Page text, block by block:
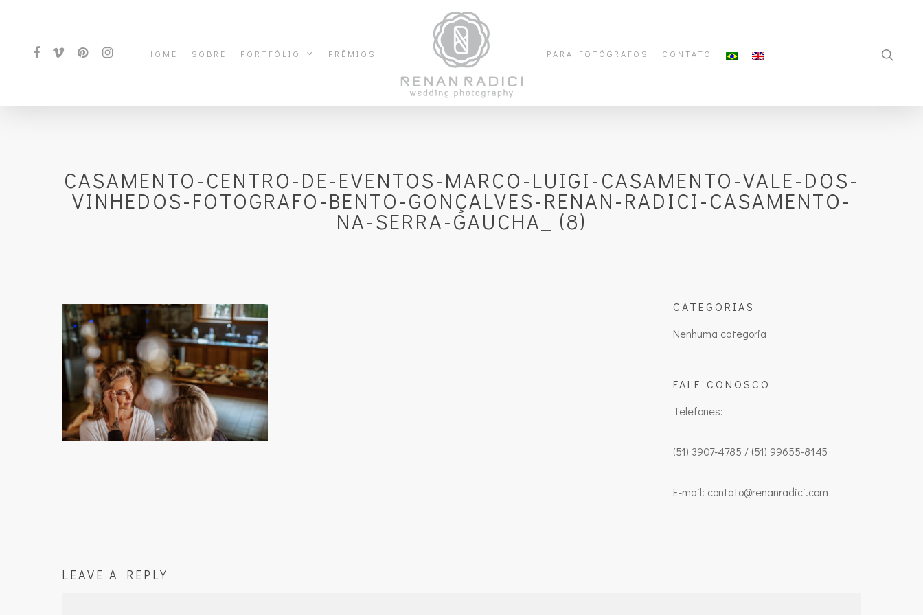
HOME SOBRE PORTFÓLIO PRÊMIOS PARA FOTÓGRAFOS CONTATO
CASAMENTO-CENTRO-DE-EVENTOS-MARCO-LUIGI-CASAMENTO-VALE-DOS-
VINHEDOS-FOTOGRAFO-BENTO-GONÇALVES-RENAN-RADICI-CASAMENTO-
NA-SERRA-GAUCHA_ (8)
CATEGORIAS
Nenhuma categoria
FALE CONOSCO
Telefones:
(51) 3907-4785 / (51) 99655-8145
E-mail: contato@renanradici.com
LEAVE A REPLY